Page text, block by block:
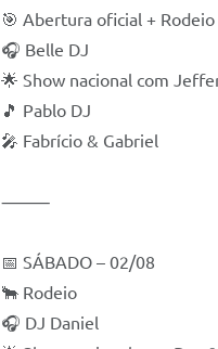
🎯 Abertura oficial + Rodeio
🎧 Belle DJ
🌟 Show nacional com
🎵 Pablo DJ
🎤 Fabrício & Gabriel
⸻
📅 SÁBADO – 02/08
🐂 Rodeio
🎧 DJ Daniel